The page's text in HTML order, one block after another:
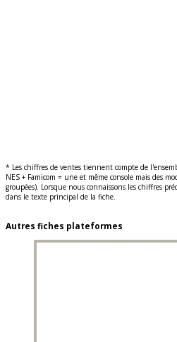
* Les chiffres de ventes tiennent compte de
NES + Famicom = une et même console mais des
groupées). Lorsque nous connaissons les chiffres
dans le texte principal de la fiche.
Autres fiches plateformes